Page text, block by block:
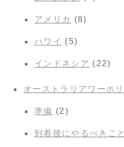
アメリカ (8)
ハワイ (5)
インドネシア (22)
オーストラリアワーホリ
準備 (2)
到着後にやるべきこと